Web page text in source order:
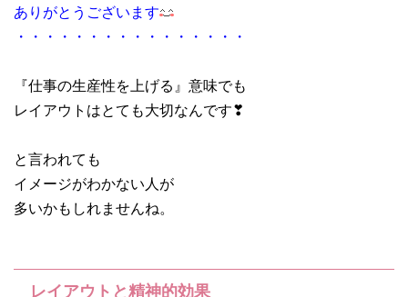
ありがとうございます
・・・・・・・・・・・・・・・・
『仕事の生産性を上げる』意味でも
レイアウトはとても大切なんです❣
と言われても
イメージがわかない人が
多いかもしれませんね。
レイアウトと精神的効果